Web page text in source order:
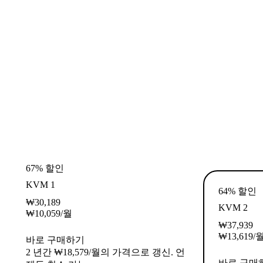
67% 할인
KVM 1
₩30,189
₩10,059/월
바로 구매하기
2 년간 ₩18,579/월의 가격으로 갱신. 언
64% 할인
KVM 2
₩37,939
₩13,619/